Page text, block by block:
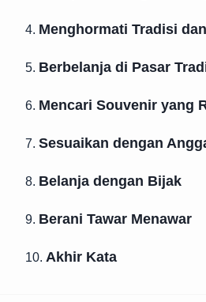
4. Menghormati Tradisi
5. Berbelanja di Pasar
6. Mencari Souvenir yang
7. Sesuaikan dengan
8. Belanja dengan Bijak
9. Berani Tawar Menawar
10. Akhir Kata